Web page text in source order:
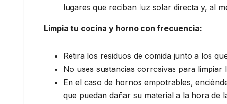
lugares que reciban luz solar directa y, al
Limpia tu cocina y horno con frecuencia:
Retira los residuos de comida junto a los
No uses sustancias corrosivas para
En el caso de hornos empotrables,
que puedan dañar su material a la hora de